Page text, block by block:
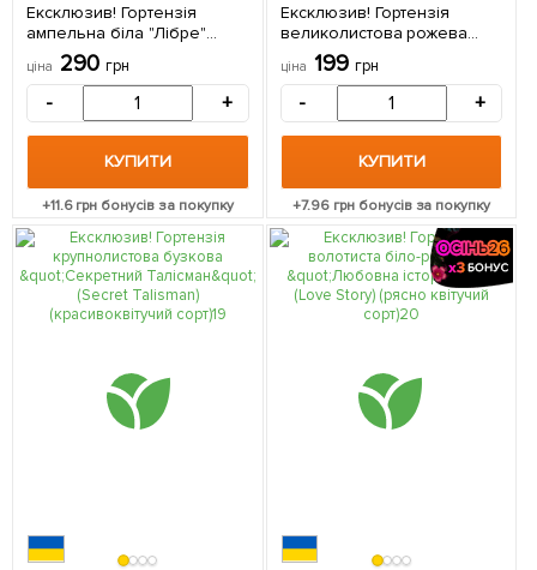
Ексклюзив! Гортензія
ампельна біла "Лібре"
(Libre) (морозостійкий сорт)
1 саджанець в упаковці
ціна 290 грн
- +
КУПИТИ
+11.6грн бонусів за покупку
Ексклюзив! Гортензія
великолистова рожева
"Леді на мільйон" (Lady for
a million) (красиво-квітучий
упаковці
ціна 199 грн
- +
КУПИТИ
+7.96грн бонусів за покупку